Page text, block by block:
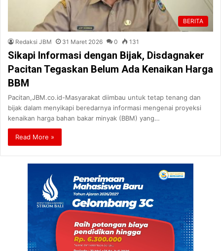
BERITA
Redaksi JBM 31 Maret 2026 0 131
Sikapi Informasi dengan Bijak, Disdagnaker
Pacitan Tegaskan Belum Ada Kenaikan Harga
BBM
Pacitan,JBM.co.id-Masyarakat diimbau untuk tetap tenang dan
bijak dalam menyikapi beredarnya informasi mengenai proyeksi
kenaikan harga bahan bakar minyak (BBM) yang…
Read More »